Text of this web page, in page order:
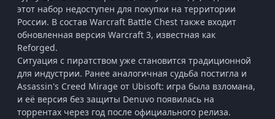
этот набор недоступен для покупки на территории
России. В состав Warcraft Battle Chest также входит
обновленная версия Warcraft 3, известная как
Reforged.
Ситуация с пиратством уже становится традиционной
для индустрии. Ранее аналогичная судьба постигла и
Assassin's Creed Mirage от Ubisoft: игра была взломана,
и её версия без защиты Denuvo появилась на
торрентах через год после официального релиза.